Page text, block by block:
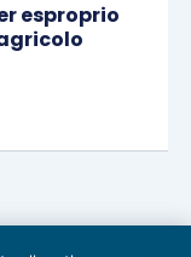
esproprio